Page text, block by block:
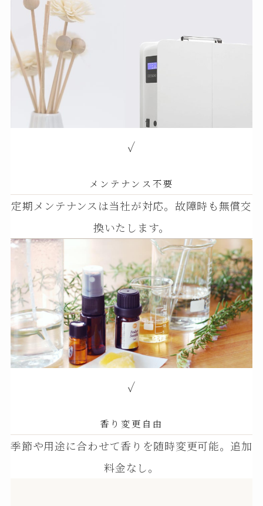
✓
メンテナンス不要
定期メンテナンスは当社が対応。故障時も無償交
換いたします。
✓
香り変更自由
季節や用途に合わせて香りを随時変更可能。追加
料金なし。